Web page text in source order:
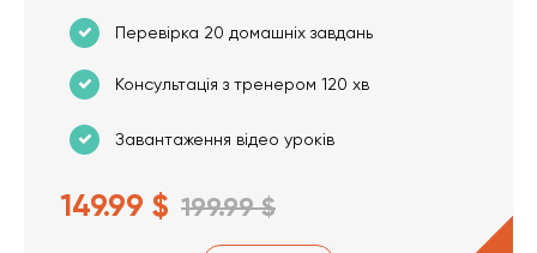
Перевірка 20 домашніх завдань
Консультація з тренером 120 хв
Завантаження відео уроків
149.99 $ 199.99 $